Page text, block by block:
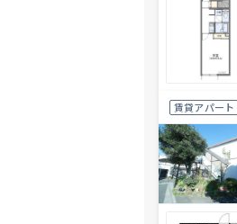
賃貸アパート